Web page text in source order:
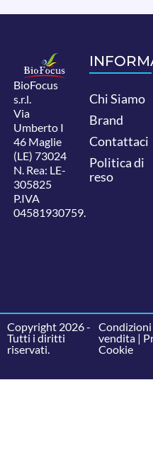
BioFocus
s.r.l.
Via
Umberto I
46 Maglie
(LE) 73024
N. Rea: LE-
305825
P.IVA
04581930759.
Chi Siamo
Brand
Contattaci
Politica di
reso
Copyright 2026 -
Tutti i diritti
riservati.
Condizioni
vendita|
Cookie